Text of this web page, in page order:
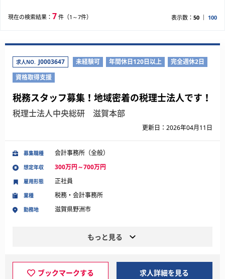
現在の検索結果： 7 件（1～7件） 表示数： 50 100
求人NO. J0003647 未経験可 年間休日120日以上
完全週休2日
資格取得支援
税務スタッフ募集！地域密着の税理士法人です！
税理士法人中央総研 滋賀本部
更新日：2026年04月11日
募集職種 会計事務所（全般）
想定年収 300万円～700万円
業種 税務・会計事務所
勤務地 滋賀県野洲市
雇用形態 正社員
もっと見る
ブックマークする 求人詳細を見る